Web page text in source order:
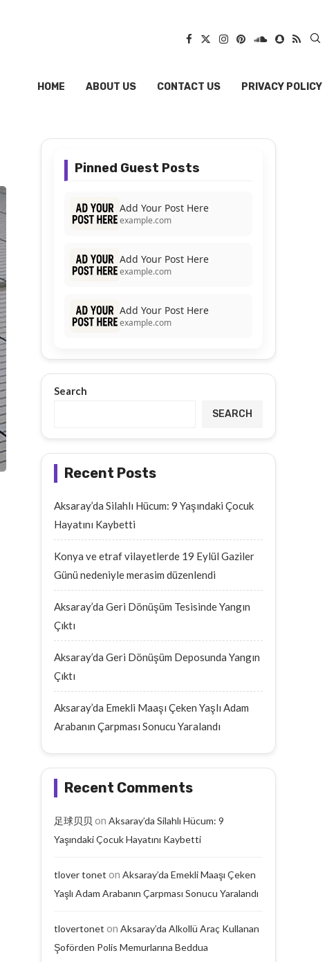
HOME ABOUT US CONTACT US PRIVACY POLICY
Pinned Guest Posts
Add Your Post Here
example.com
Add Your Post Here
example.com
Add Your Post Here
example.com
Search
SEARCH
Recent Posts
Aksaray’da Silahlı Hücum: 9 Yaşındaki Çocuk
Hayatını Kaybetti
Konya ve etraf vilayetlerde 19 Eylül Gaziler
Günü nedeniyle merasim düzenlendi
Aksaray’da Geri Dönüşüm Tesisinde Yangın
Çıktı
Aksaray’da Geri Dönüşüm Deposunda Yangın
Çıktı
Aksaray’da Emekli Maaşı Çeken Yaşlı Adam
Arabanın Çarpması Sonucu Yaralandı
Recent Comments
足球贝贝 on Aksaray’da Silahlı Hücum: 9
Yaşındaki Çocuk Hayatını Kaybetti
tlover tonet on Aksaray’da Emekli Maaşı Çeken
Yaşlı Adam Arabanın Çarpması Sonucu Yaralandı
tlovertonet on Aksaray’da Alkollü Araç Kullanan
Şoförden Polis Memurlarına Beddua